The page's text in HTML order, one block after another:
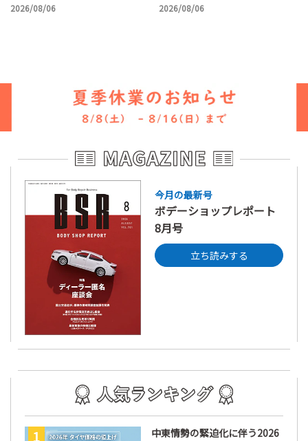
2026/08/06
2026/08/06
今月の最新号
ボデーショップレポート
8月号
立ち読みする
中東情勢の緊迫化に伴う2026